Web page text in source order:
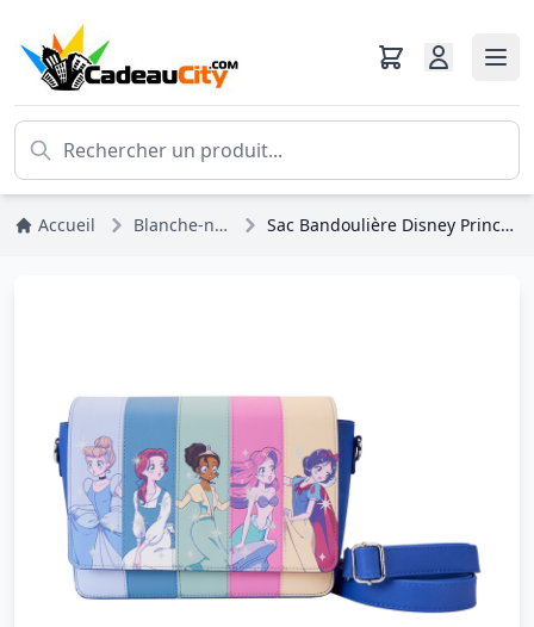
Accueil Blanche-neige Et Les 7 Nains Sac Bandoulière Disney Princesses Style Manga - DISNEY LOUNGEFLY